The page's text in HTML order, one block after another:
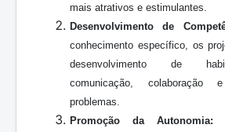
mais atrativos e estimulantes.
Desenvolvimento de
conhecimento específico, os
desenvolvimento de
comunicação, colaboração
problemas.
Promoção da Autonomia: